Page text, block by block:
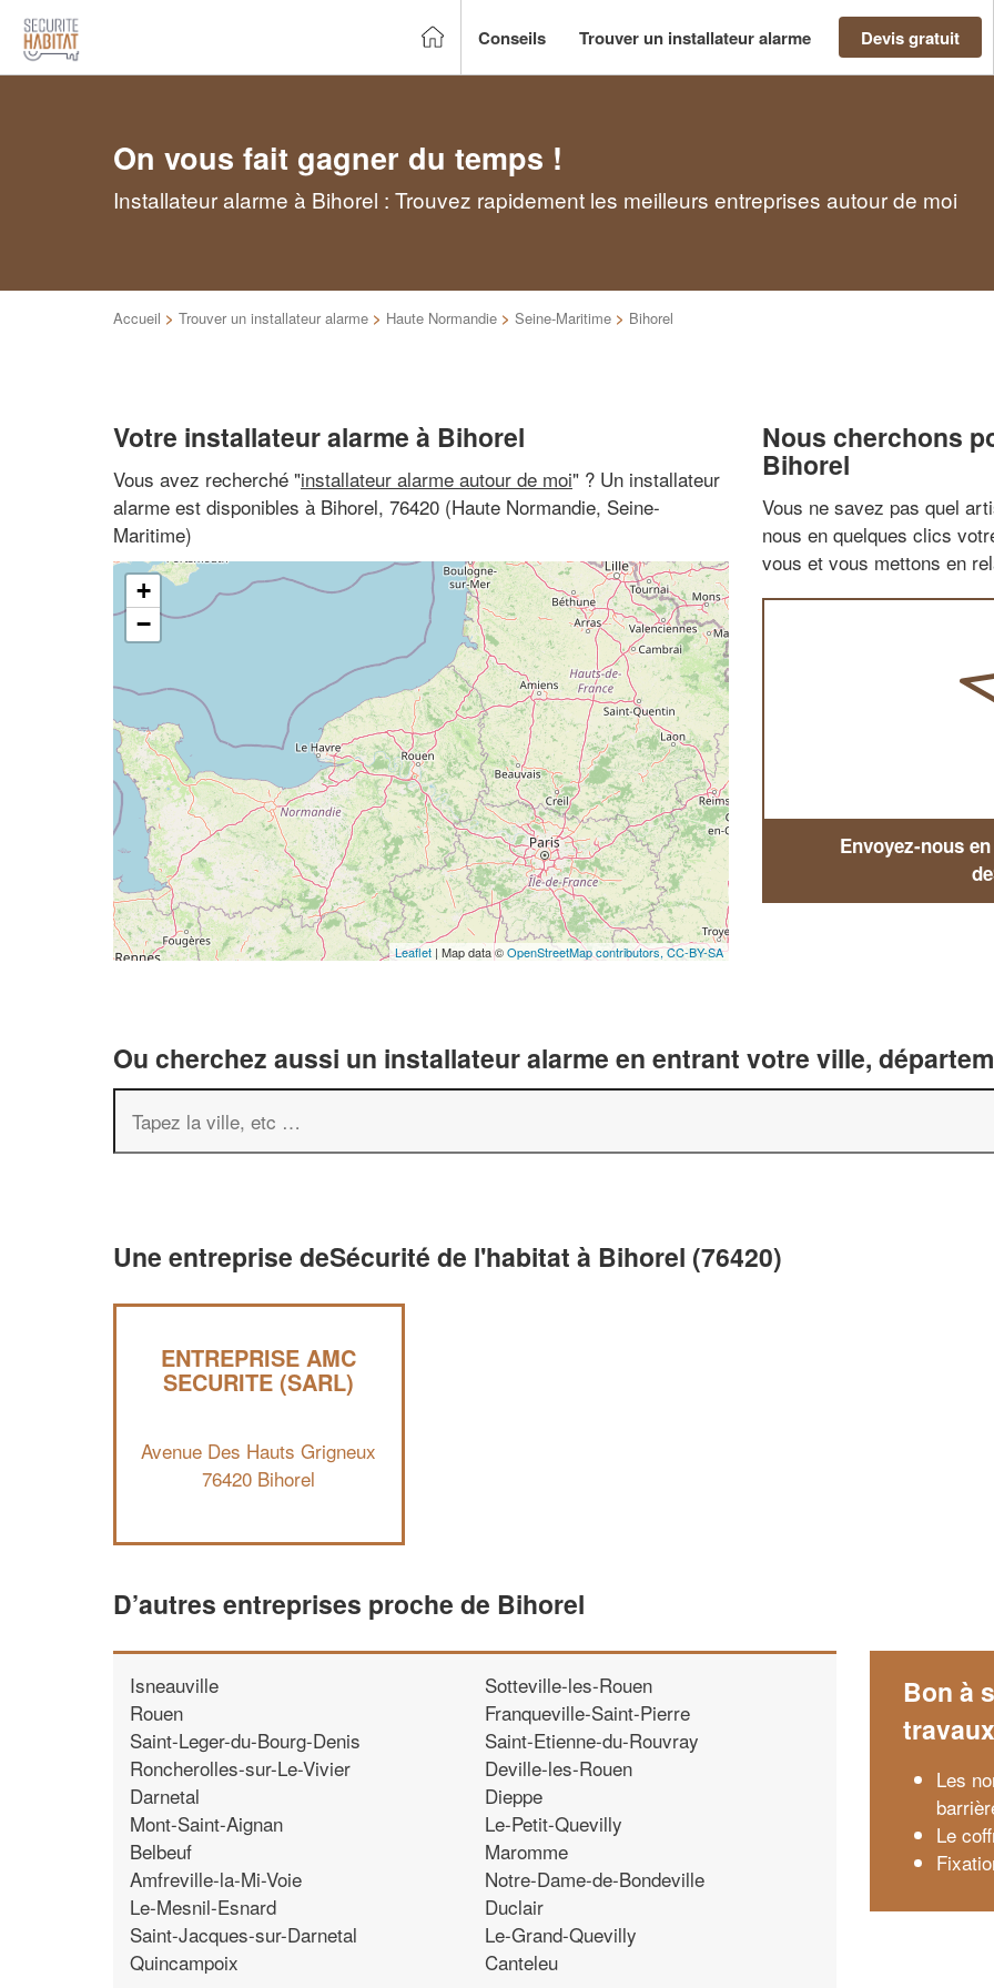
Conseils Trouver un installateur alarme Devis gratuit
On vous fait gagner du temps !
Installateur alarme à Bihorel : Trouvez rapidement les meilleurs entreprises autour de moi
Accueil > Trouver un installateur alarme > Haute Normandie > Seine-Maritime > Bihorel
Votre installateur alarme à Bihorel
Vous avez recherché "installateur alarme autour de moi" ? Un installateur
alarme est disponibles à Bihorel, 76420 (Haute Normandie, Seine-
Maritime)
+
−
Leaflet | Map data ©OpenStreetMap contributors,CC-BY-SA
Nous cherchons
Bihorel
Vous ne savez pas quel
nous en quelques clics
vous et vous mettons en
Envoyez-nous
Ou cherchez aussi un installateur alarme en entrant votre ville,
Une entreprise deSécurité de l'habitat à Bihorel (76420)
ENTREPRISE AMC
SECURITE (SARL)
Avenue Des Hauts Grigneux
76420 Bihorel
D’autres entreprises proche de Bihorel
Isneauville
Rouen
Saint-Leger-du-Bourg-Denis
Roncherolles-sur-Le-Vivier
Darnetal
Mont-Saint-Aignan
Belbeuf
Amfreville-la-Mi-Voie
Le-Mesnil-Esnard
Saint-Jacques-sur-Darnetal
Quincampoix
Sotteville-les-Rouen
Franqueville-Saint-Pierre
Saint-Etienne-du-Rouvray
Deville-les-Rouen
Dieppe
Le-Petit-Quevilly
Maromme
Notre-Dame-de-Bondeville
Duclair
Le-Grand-Quevilly
Canteleu
Bon à
travaux
Les
Le